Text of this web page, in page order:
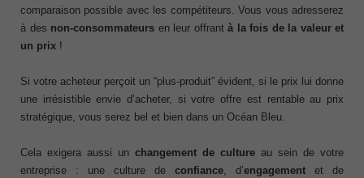
comparaison possible avec les compétiteurs. Vous vous adresserez
à des non-consommateurs en leur offrant à la fois de la valeur et
un prix !
Si votre acheteur perçoit un “plus-produit” évident, si le prix lui donne
une irrésistible envie d’acheter, si votre offre est rentable au prix
stratégique, vous serez bel et bien dans un Océan Bleu.
Cela exigera aussi un changement de culture au sein de votre
entreprise : une culture de confiance, d’engagement et de